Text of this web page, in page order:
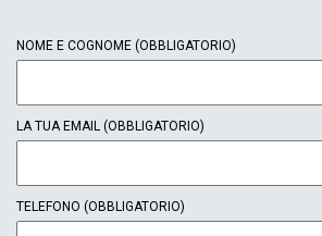
NOME E COGNOME (OBBLIGATORIO)
LA TUA EMAIL (OBBLIGATORIO)
TELEFONO (OBBLIGATORIO)